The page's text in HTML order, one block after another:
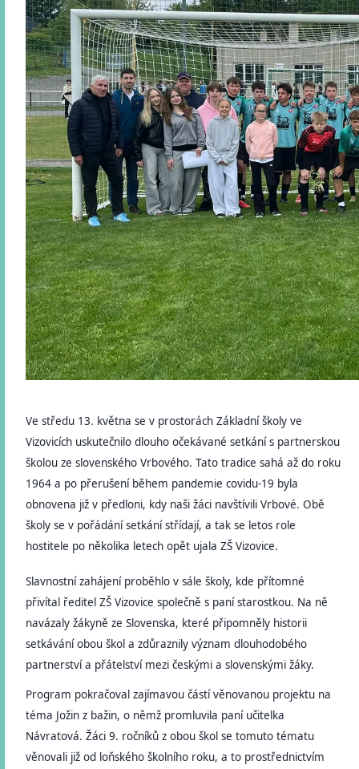
Ve středu 13. května se v prostorách Základní školy ve
Vizovicích uskutečnilo dlouho očekávané setkání s partnerskou
školou ze slovenského Vrbového. Tato tradice sahá až do roku
1964 a po přerušení během pandemie covidu-19 byla
obnovena již v předloni, kdy naši žáci navštívili Vrbové. Obě
školy se v pořádání setkání střídají, a tak se letos role
hostitele po několika letech opět ujala ZŠ Vizovice.
Slavnostní zahájení proběhlo v sále školy, kde přítomné
přivítal ředitel ZŠ Vizovice společně s paní starostkou. Na ně
navázaly žákyně ze Slovenska, které připomněly historii
setkávání obou škol a zdůraznily význam dlouhodobého
partnerství a přátelství mezi českými a slovenskými žáky.
Program pokračoval zajímavou částí věnovanou projektu na
téma Jožin z bažin, o němž promluvila paní učitelka
Návratová. Žáci 9. ročníků z obou škol se tomuto tématu
věnovali již od loňského školního roku, a to prostřednictvím